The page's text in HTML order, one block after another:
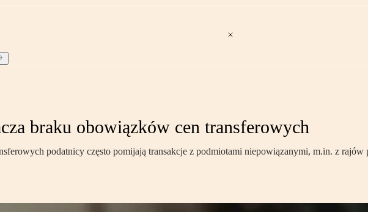
braku obowiązków cen transferowych
podatnicy często pomijają transakcje z podmiotami niepowiązanymi, m.in. z